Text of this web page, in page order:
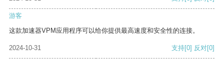
游客
这款加速器VPM应用程序可以给你提供最高速度和安全性的连接。
2024-10-31 支持[0] 反对[0]